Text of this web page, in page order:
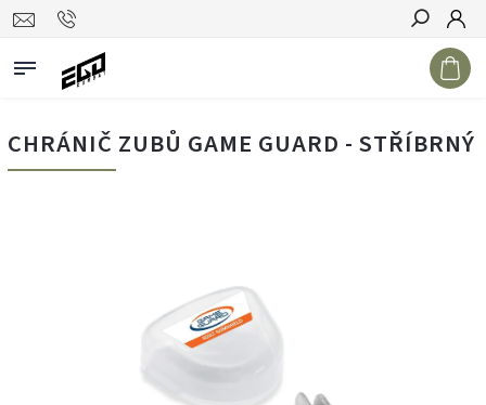
Hledat
CHRÁNIČ ZUBŮ GAME GUARD - STŘÍBRNÝ